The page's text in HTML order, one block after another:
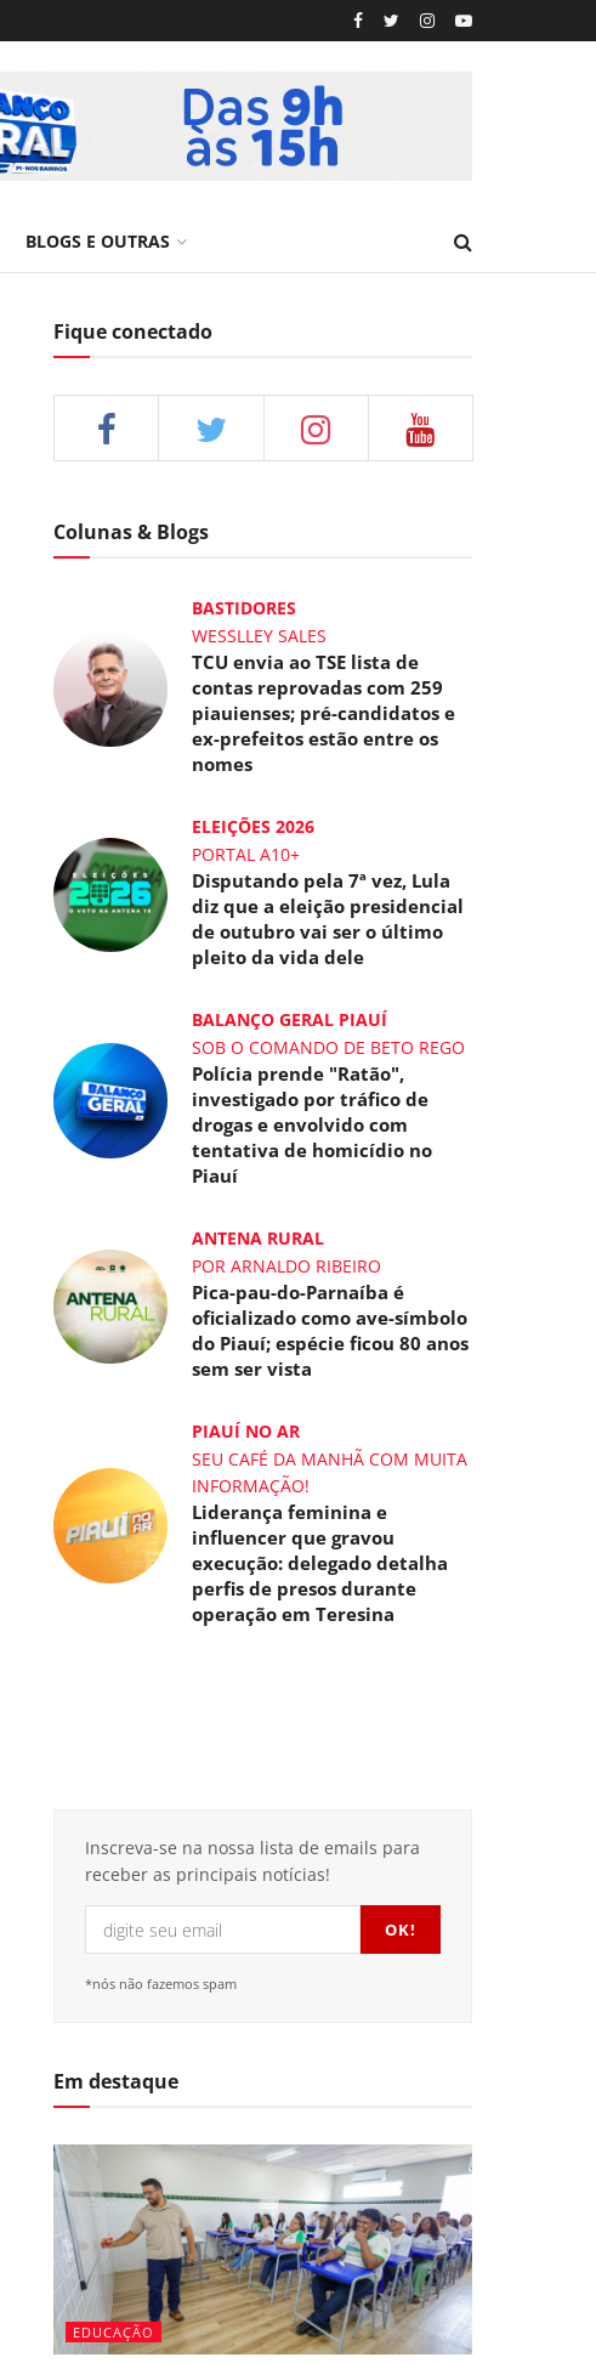
BLOGS E OUTRAS
Fique conectado
Colunas & Blogs
BASTIDORES
WESSLLEY SALES
TCU envia ao TSE lista de
contas reprovadas com 259
piauienses; pré-candidatos e
ex-prefeitos estão entre os
nomes
ELEIÇÕES 2026
PORTAL A10+
Disputando pela 7ª vez, Lula
diz que a eleição presidencial
de outubro vai ser o último
pleito da vida dele
BALANÇO GERAL PIAUÍ
SOB O COMANDO DE BETO REGO
Polícia prende "Ratão",
investigado por tráfico de
drogas e envolvido com
tentativa de homicídio no
Piauí
ANTENA RURAL
POR ARNALDO RIBEIRO
Pica-pau-do-Parnaíba é
oficializado como ave-símbolo
do Piauí; espécie ficou 80 anos
sem ser vista
PIAUÍ NO AR
SEU CAFÉ DA MANHÃ COM MUITA
INFORMAÇÃO!
Liderança feminina e
influencer que gravou
execução: delegado detalha
perfis de presos durante
operação em Teresina
Inscreva-se na nossa lista de emails para
receber as principais notícias!
*nós não fazemos spam
Em destaque
EDUCAÇÃO